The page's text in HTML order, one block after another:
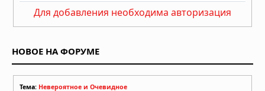
Для добавления необходима авторизация
НОВОЕ НА ФОРУМЕ
Тема: Невероятное и Очевидное